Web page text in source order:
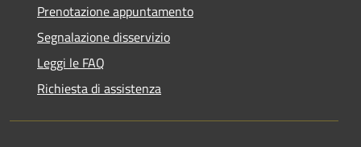
Prenotazione appuntamento
Segnalazione disservizio
Leggi le FAQ
Richiesta di assistenza